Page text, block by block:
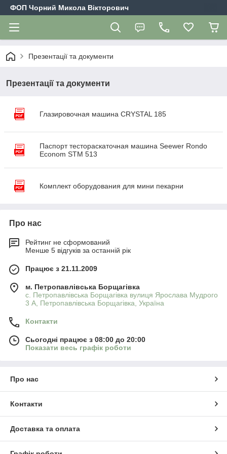
ФОП Чорний Микола Вікторович
Презентації та документи
Презентації та документи
Глазировочная машина CRYSTAL 185
Паспорт тестораскаточная машина Seewer Rondo
Econom STM 513
Комплект оборудования для мини пекарни
Про нас
Рейтинг не сформований
Менше 5 відгуків за останній рік
Працює з 21.11.2009
м. Петропавлівська Борщагівка
с. Петропавлівська Борщагівка вулиця Ярослава Мудрого
3 А, Петропавлівська Борщагівка, Україна
Контакти
Сьогодні працює з 08:00 до 20:00
Показати весь графік роботи
Про нас
Контакти
Доставка та оплата